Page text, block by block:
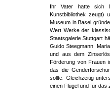
Ihr Vater hatte sich
Kunstbibliothek zeugt)
Museum in Basel
Wert Werke der
Staatsgalerie Stuttgart
Guido Steegmann.
und aus dem
Förderung von Frauen
das die
sollte. Gleichzeitig
einen Flügel und für das